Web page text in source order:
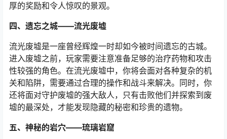
厚的奖励和令人惊叹的景观。
四、遗忘之城——流光废墟
流光废墟是一座曾经辉煌一时却如今被时间遗忘的古城。
进入废墟之前，玩家需要注意准备足够的治疗药物和攻击
性较强的角色。在流光废墟中，你将会面对各种复杂的机
关和陷阱，需要通过合理的操作和战斗来解决。同时，你
还将面对守护废墟的强大敌人，只有击败他们并探索到废
墟的最深处，才能发现隐藏的秘密和珍贵的遗物。
五、神秘的岩穴——琉璃岩窟